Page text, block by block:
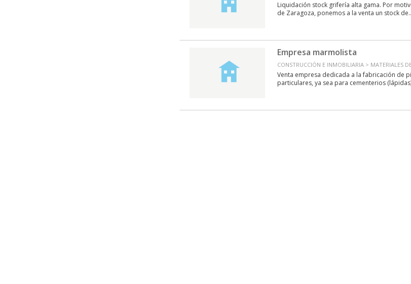
Liquidación stock grifería alta gama. Por
de Zaragoza, ponemos a la venta un stock
Empresa marmolista
CONSTRUCCIÓN E INMOBILIARIA > MATERIALES
Venta empresa dedicada a la fabricación de
particulares, ya sea para cementerios